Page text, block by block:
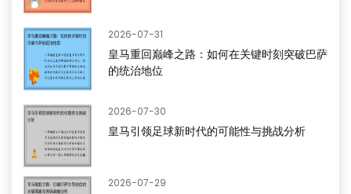
2026-07-31
皇马重回巅峰之路：如何在关键时刻突破巴萨
的统治地位
2026-07-30
皇马引领足球新时代的可能性与挑战分析
2026-07-29